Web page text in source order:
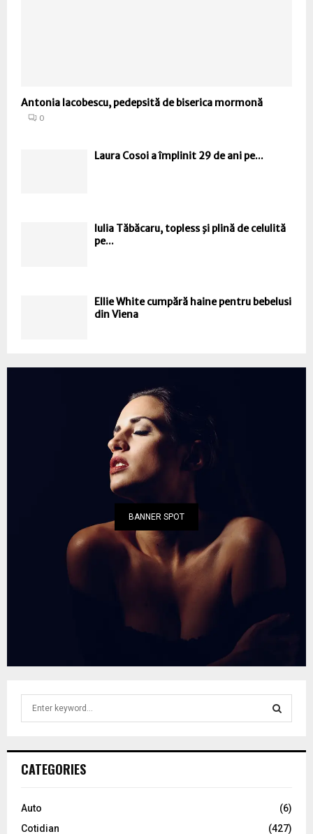
Antonia Iacobescu, pedepsită de biserica mormonă
0
Laura Cosoi a împlinit 29 de ani pe...
Iulia Tăbăcaru, topless şi plină de celulită
pe...
Ellie White cumpără haine pentru bebelusi
din Viena
BANNER SPOT
h
o
CATEGORIES
Auto
(6)
Cotidian
(427)